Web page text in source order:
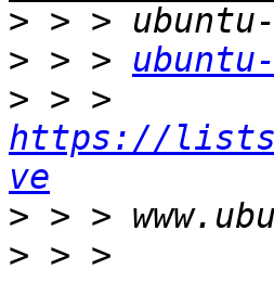
>
> > >
>
https://
ve
>
> > >